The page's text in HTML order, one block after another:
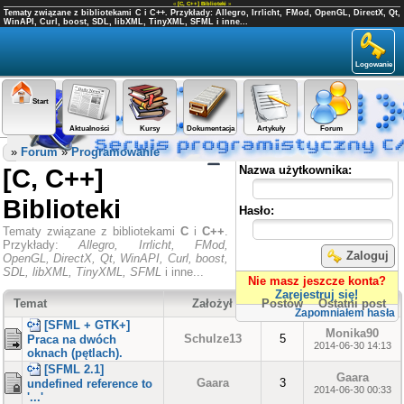
« [C, C++] Biblioteki »
Tematy związane z bibliotekami C i C++. Przykłady: Allegro, Irrlicht, FMod, OpenGL, DirectX, Qt,
WinAPI, Curl, boost, SDL, libXML, TinyXML, SFML i inne...
Logowanie
Start
Aktualności Kursy Dokumentacja Artykuły Forum
Panel użytkownika
Nazwa użytkownika:
Hasło:
Zaloguj
Nie masz jeszcze konta?
Zarejestruj się!
Zapomniałem hasła
» Forum»Programowanie
[C, C++]
Biblioteki
Tematy związane z bibliotekami C i C++.
Przykłady:Allegro, Irrlicht, FMod,
OpenGL, DirectX, Qt, WinAPI, Curl, boost,
SDL, libXML, TinyXML, SFML i inne...
Temat Założył Postów
Ostatni post
[SFML + GTK+]
Praca na dwóch
oknach (pętlach).
Schulze13 5 Monika90
2014-06-30 14:13
[SFML 2.1]
undefined reference to
'...'
Gaara 3 Gaara
2014-06-30 00:33